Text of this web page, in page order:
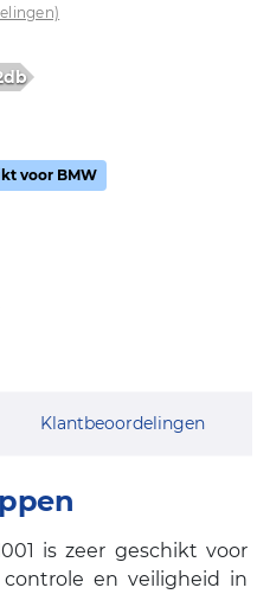
voor BMW
Klantbeoordelingen
is zeer geschikt voor
en veiligheid in